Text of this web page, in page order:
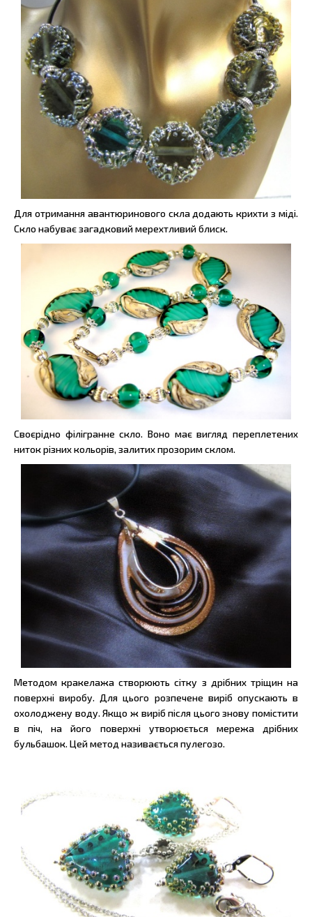
Для отримання авантюринового скла додають крихти з міді.
Скло набуває загадковий мерехтливий блиск.
Своєрідно філігранне скло. Воно має вигляд переплетених
ниток різних кольорів, залитих прозорим склом.
Методом кракелажа створюють сітку з дрібних тріщин на
поверхні виробу. Для цього розпечене виріб опускають в
охолоджену воду. Якщо ж виріб після цього знову помістити
в піч, на його поверхні утворюється мережа дрібних
бульбашок. Цей метод називається пулегозо.